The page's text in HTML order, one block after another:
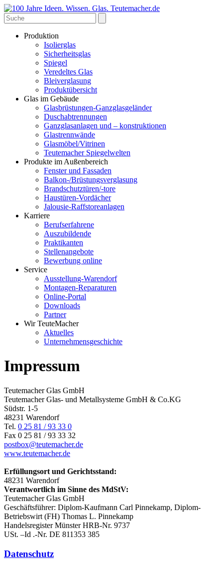
Produktion
Isolierglas
Sicherheitsglas
Spiegel
Veredeltes Glas
Bleiverglasung
Produktübersicht
Glas im Gebäude
Glasbrüstungen-Ganzglasgeländer
Duschabtrennungen
Ganzglasanlagen und – konstruktionen
Glastrennwände
Glasmöbel/Vitrinen
Teutemacher Spiegelwelten
Produkte im Außenbereich
Fenster und Fassaden
Balkon-/Brüstungsverglasung
Brandschutztüren/-tore
Haustüren-Vordächer
Jalousie-Raffstoreanlagen
Karriere
Berufserfahrene
Auszubildende
Praktikanten
Stellenangebote
Bewerbung online
Service
Ausstellung-Warendorf
Montagen-Reparaturen
Online-Portal
Downloads
Partner
Wir TeuteMacher
Aktuelles
Unternehmensgeschichte
Impressum
Teutemacher Glas GmbH
Teutemacher Glas- und Metallsysteme GmbH & Co.KG
Südstr. 1-5
48231 Warendorf
Tel. 0 25 81 / 93 33 0
Fax 0 25 81 / 93 33 32
postbox@teutemacher.de
www.teutemacher.de
Erfüllungsort und Gerichtsstand:
48231 Warendorf
Verantwortlich im Sinne des MdStV:
Teutemacher Glas GmbH
Geschäftsführer: Diplom-Kaufmann Carl Pinnekamp, Diplom-
Betriebswirt (FH) Thomas L. Pinnekamp
Handelsregister Münster HRB-Nr. 9737
USt. –Id .-Nr. DE 811353 385
Datenschutz